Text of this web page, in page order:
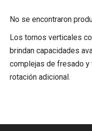
No se encontraron
Los tornos verticales
brindan capacidades
complejas de fresado y
rotación adicional.